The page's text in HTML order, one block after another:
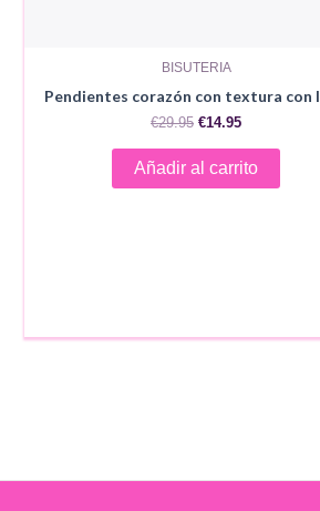
BISUTERIA
Pendientes corazón con textura con
€29.95 El
original
era:
€29.95.
€14.95El
actual
es:
€14.95.
Añadir al carrito